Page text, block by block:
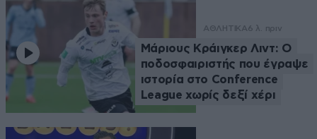
ΑΘΛΗΤΙΚΑ6 λ. πριν
Μάριους Κράιγκερ Λιντ: Ο
ποδοσφαιριστής που έγραψε
ιστορία στο Conference
League χωρίς δεξί χέρι